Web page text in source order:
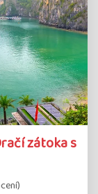
zátoka s